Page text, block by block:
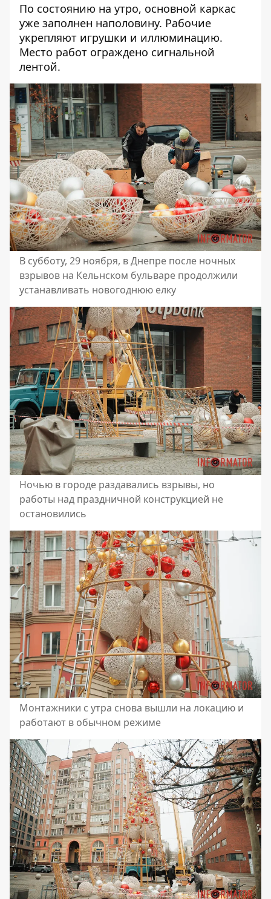
По состоянию на утро, основной каркас
уже заполнен наполовину. Рабочие
укрепляют игрушки и иллюминацию.
Место работ ограждено сигнальной
лентой.
В субботу, 29 ноября, в Днепре после ночных
взрывов на Кельнском бульваре продолжили
устанавливать новогоднюю елку
Ночью в городе раздавались взрывы, но
работы над праздничной конструкцией не
остановились
Монтажники с утра снова вышли на локацию и
работают в обычном режиме